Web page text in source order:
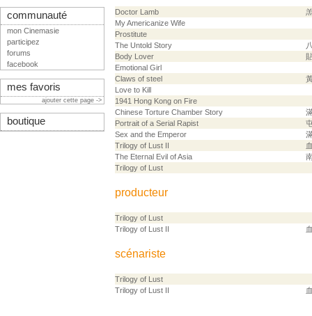
Doctor Lamb
My Americanize Wife
Prostitute
The Untold Story
Body Lover
Emotional Girl
Claws of steel
Love to Kill
1941 Hong Kong on Fire
Chinese Torture Chamber Story
Portrait of a Serial Rapist
Sex and the Emperor
Trilogy of Lust II
The Eternal Evil of Asia
Trilogy of Lust
producteur
Trilogy of Lust
Trilogy of Lust II
scénariste
Trilogy of Lust
Trilogy of Lust II
communauté
mon Cinemasie
participez
forums
facebook
mes favoris
ajouter cette page ->
boutique